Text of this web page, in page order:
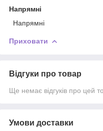
Напрямні
Напрямні
Приховати
Відгуки про товар
Ще немає відгуків про цей
Умови доставки